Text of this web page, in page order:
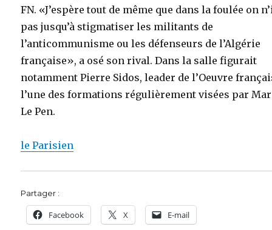
FN. «J’espère tout de même que dans la foulée on
pas jusqu’à stigmatiser les militants de
l’anticommunisme ou les défenseurs de l’Algérie
française», a osé son rival. Dans la salle figurait
notamment Pierre Sidos, leader de l’Oeuvre
l’une des formations régulièrement visées par
Le Pen.
le Parisien
Partager :
Facebook X E-mail